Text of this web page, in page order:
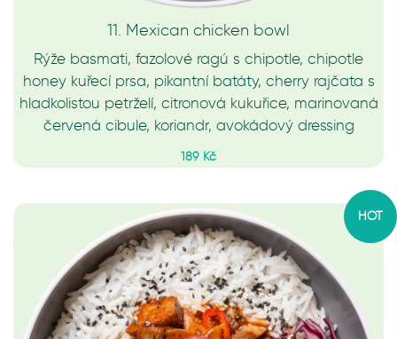
11. Mexican chicken bowl
Rýže basmati, fazolové ragú s chipotle, chipotle
honey kuřecí prsa, pikantní batáty, cherry rajčata s
hladkolistou petrželí, citronová kukuřice, marinovaná
červená cibule, koriandr, avokádový dressing
189 Kč
HOT